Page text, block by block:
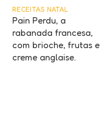
RECEITAS NATAL
Pain Perdu, a
rabanada francesa,
com brioche, frutas e
creme anglaise.